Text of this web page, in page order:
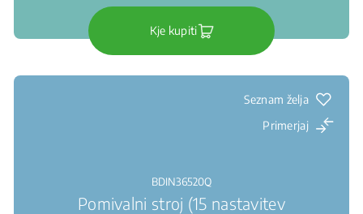
Kje kupiti
Seznam želja
Primerjaj
BDIN36520Q
Pomivalni stroj (15 nastavitev